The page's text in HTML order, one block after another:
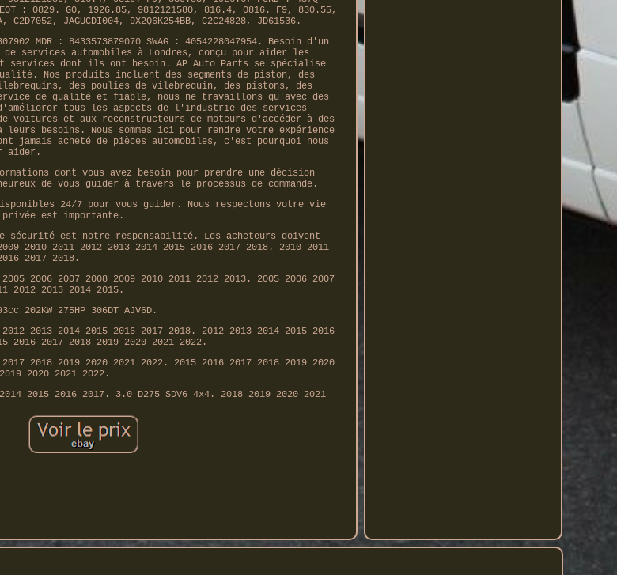
: 0829. G0, 1926.85, 9812121580, 816.4, 0816. F9, 830.55,
C2D7052, JAGUCDI004, 9X2Q6K254BB, C2C24828, JD61536.
MDR : 8433573879070 SWAG : 4054228047954. Besoin d'un
services automobiles à Londres, conçu pour aider les
dont ils ont besoin. AP Auto Parts se spécialise
Nos produits incluent des segments de piston, des
des poulies de vilebrequin, des pistons, des
de qualité et fiable, nous ne travaillons qu'avec des
tous les aspects de l'industrie des services
voitures et aux reconstructeurs de moteurs d'accéder à des
leurs besoins. Nous sommes ici pour rendre votre expérience
jamais acheté de pièces automobiles, c'est pourquoi nous
aider.
dont vous avez besoin pour prendre une décision
de vous guider à travers le processus de commande.
24/7 pour vous guider. Nous respectons votre vie
est importante.
sécurité est notre responsabilité. Les acheteurs doivent
2011 2012 2013 2014 2015 2016 2017 2018. 2010 2011
2017 2018.
2006 2007 2008 2009 2010 2011 2012 2013. 2005 2006 2007
2012 2013 2014 2015.
202KW 275HP 306DT AJV6D.
2013 2014 2015 2016 2017 2018. 2012 2013 2014 2015 2016
2016 2017 2018 2019 2020 2021 2022.
2018 2019 2020 2021 2022. 2015 2016 2017 2018 2019 2020
2020 2021 2022.
2015 2016 2017. 3.0 D275 SDV6 4x4. 2018 2019 2020 2021